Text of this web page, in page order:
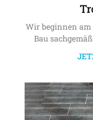
Wir beginnen am
Bau